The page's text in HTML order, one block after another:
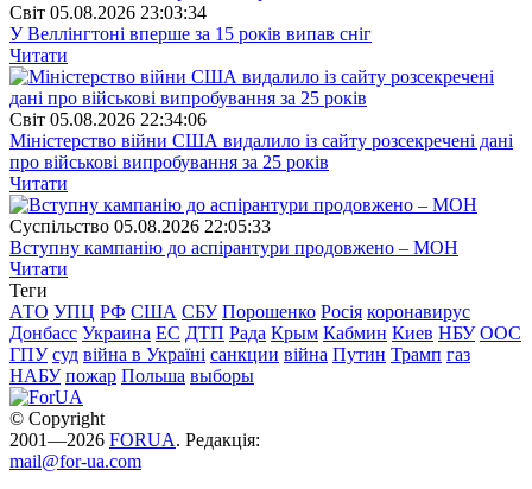
Свiт 05.08.2026 23:03:34
У Веллінгтоні вперше за 15 років випав сніг
Читати
Свiт 05.08.2026 22:34:06
Міністерство війни США видалило із сайту розсекречені дані
про військові випробування за 25 років
Читати
Суспiльство 05.08.2026 22:05:33
Вступну кампанію до аспірантури продовжено – МОН
Читати
Теги
АТО УПЦ РФ США СБУ Порошенко Росія коронавирус
Донбасс Украина ЕС ДТП Рада Крым Кабмин Киев НБУ ООС
ГПУ суд війна в Україні санкции війна Путин Трамп газ
НАБУ пожар Польша выборы
© Copyright
2001—2026 FORUA. Редакція:
mail@for-ua.com